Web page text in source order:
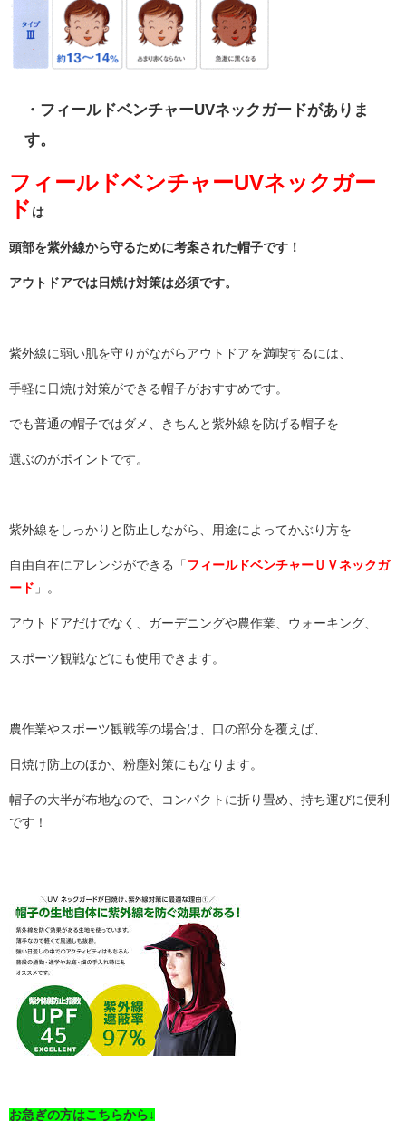
・フィールドベンチャーUVネックガードがありま
す。
フィールドベンチャーUVネックガー
ド は
頭部を紫外線から守るために考案された帽子です！
アウトドアでは日焼け対策は必須です。
紫外線に弱い肌を守りがながらアウトドアを満喫するには、
手軽に日焼け対策ができる帽子がおすすめです。
でも普通の帽子ではダメ、きちんと紫外線を防げる帽子を
選ぶのがポイントです。
紫外線をしっかりと防止しながら、用途によってかぶり方を
自由自在にアレンジができる「 フィールドベンチャーＵＶネックガ
ード 」。
アウトドアだけでなく、ガーデニングや農作業、ウォーキング、
スポーツ観戦などにも使用できます。
農作業やスポーツ観戦等の場合は、口の部分を覆えば、
日焼け防止のほか、粉塵対策にもなります。
帽子の大半が布地なので、コンパクトに折り畳め、持ち運びに便利
です！
お急ぎの方はこちらから↓